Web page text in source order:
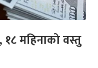
१८ महिनाको वस्तु